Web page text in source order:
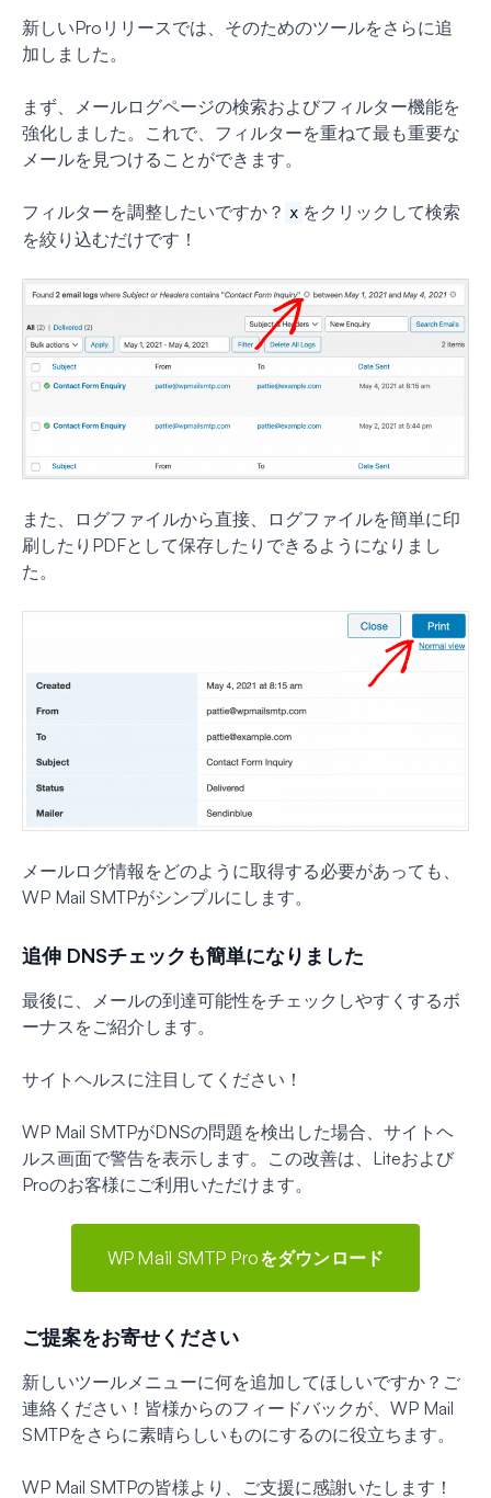
新しいProリリースでは、そのためのツールをさらに追
加しました。
まず、メールログページの検索およびフィルター機能を
強化しました。これで、フィルターを重ねて最も重要な
メールを見つけることができます。
フィルターを調整したいですか？ x をクリックして検索
を絞り込むだけです！
また、ログファイルから直接、ログファイルを簡単に印
刷したりPDFとして保存したりできるようになりまし
た。
メールログ情報をどのように取得する必要があっても、
WP Mail SMTPがシンプルにします。
追伸 DNSチェックも簡単になりました
最後に、メールの到達可能性をチェックしやすくするボ
ーナスをご紹介します。
サイトヘルスに注目してください！
WP Mail SMTPがDNSの問題を検出した場合、サイトヘ
ルス画面で警告を表示します。この改善は、Liteおよび
Proのお客様にご利用いただけます。
WP Mail SMTP Proをダウンロード
ご提案をお寄せください
新しいツールメニューに何を追加してほしいですか？ご
連絡ください！皆様からのフィードバックが、WP Mail
SMTPをさらに素晴らしいものにするのに役立ちます。
WP Mail SMTPの皆様より、ご支援に感謝いたします！